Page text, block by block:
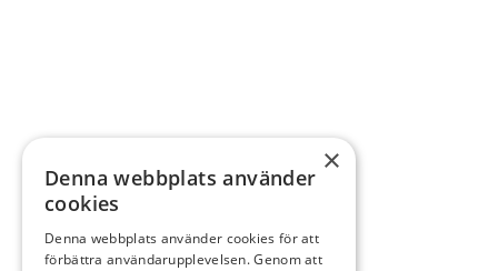
×
Denna webbplats använder
cookies
Denna webbplats använder cookies för att
förbättra användarupplevelsen. Genom att